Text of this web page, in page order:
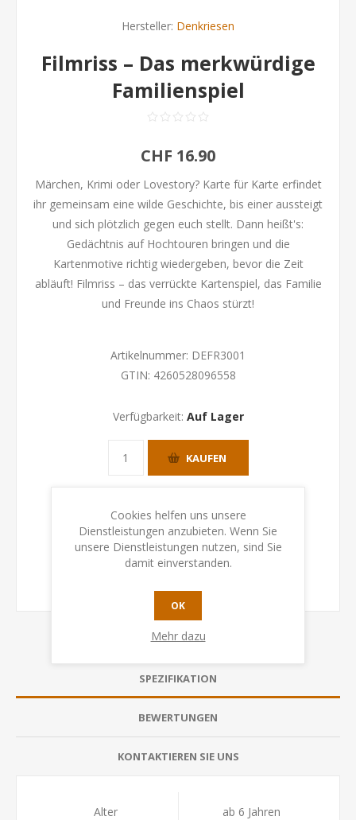
Hersteller: Denkriesen
Filmriss – Das merkwürdige
Familienspiel
CHF 16.90
Märchen, Krimi oder Lovestory? Karte für Karte erfindet
ihr gemeinsam eine wilde Geschichte, bis einer aussteigt
und sich plötzlich gegen euch stellt. Dann heißt's:
Gedächtnis auf Hochtouren bringen und die
Kartenmotive richtig wiedergeben, bevor die Zeit
abläuft! Filmriss – das verrückte Kartenspiel, das Familie
und Freunde ins Chaos stürzt!
Artikelnummer: DEFR3001
GTIN: 4260528096558
Verfügbarkeit: Auf Lager
KAUFEN
SPEZIFIKATION
BEWERTUNGEN
KONTAKTIEREN SIE UNS
Alter ab 6 Jahren
Cookies helfen uns unsere
Dienstleistungen anzubieten. Wenn Sie
unsere Dienstleistungen nutzen, sind Sie
damit einverstanden.
OK
Mehr dazu